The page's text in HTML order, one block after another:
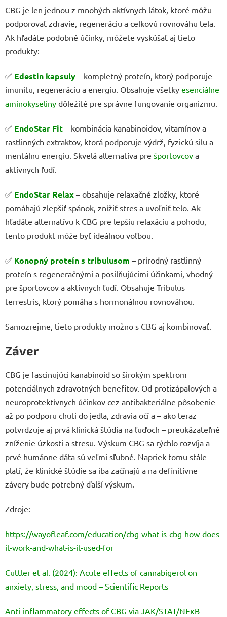
CBG je len jednou z mnohých aktívnych látok, ktoré môžu
podporovať zdravie, regeneráciu a celkovú rovnováhu tela.
Ak hľadáte podobné účinky, môžete vyskúšať aj tieto
produkty:
✅ Edestin kapsuly – kompletný proteín, ktorý podporuje
imunitu, regeneráciu a energiu. Obsahuje všetky esenciálne
aminokyseliny dôležité pre správne fungovanie organizmu.
✅ EndoStar Fit – kombinácia kanabinoidov, vitamínov a
rastlinných extraktov, ktorá podporuje výdrž, fyzickú silu a
mentálnu energiu. Skvelá alternatíva pre športovcov a
aktívnych ľudí.
✅ EndoStar Relax – obsahuje relaxačné zložky, ktoré
pomáhajú zlepšiť spánok, znížiť stres a uvoľniť telo. Ak
hľadáte alternatívu k CBG pre lepšiu relaxáciu a pohodu,
tento produkt môže byť ideálnou voľbou.
✅ Konopný proteín s tribulusom – prírodný rastlinný
proteín s regeneračnými a posilňujúcimi účinkami, vhodný
pre športovcov a aktívnych ľudí. Obsahuje Tribulus
terrestris, ktorý pomáha s hormonálnou rovnováhou.
Samozrejme, tieto produkty možno s CBG aj kombinovať.
Záver
CBG je fascinujúci kanabinoid so širokým spektrom
potenciálnych zdravotných benefitov. Od protizápalových a
neuroprotektívnych účinkov cez antibakteriálne pôsobenie
až po podporu chuti do jedla, zdravia očí a – ako teraz
potvrdzuje aj prvá klinická štúdia na ľuďoch – preukázateľné
zníženie úzkosti a stresu. Výskum CBG sa rýchlo rozvíja a
prvé humánne dáta sú veľmi sľubné. Napriek tomu stále
platí, že klinické štúdie sa iba začínajú a na definitívne
závery bude potrebný ďalší výskum.
Zdroje:
https://wayofleaf.com/education/cbg-what-is-cbg-how-does-
it-work-and-what-is-it-used-for
Cuttler et al. (2024): Acute effects of cannabigerol on
anxiety, stress, and mood – Scientific Reports
Anti-inflammatory effects of CBG via JAK/STAT/NFκB